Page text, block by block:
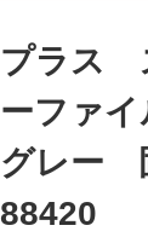
プラス
ーファ
グレー
88420